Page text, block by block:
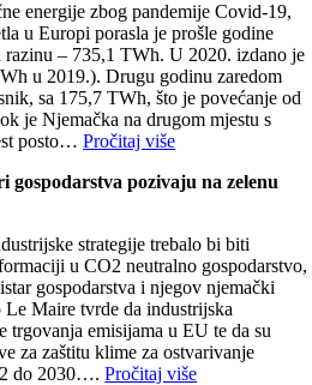
energije zbog pandemije Covid-19,
u Europi porasla je prošle godine
razinu – 735,1 TWh. U 2020. izdano je
u 2019.). Drugu godinu zaredom
sa 175,7 TWh, što je povećanje od
je Njemačka na drugom mjestu s
posto…Pročitaj više
pozivaju na zelenu
strategije trebalo bi biti
u CO2 neutralno gospodarstvo,
gospodarstva i njegov njemački
Maire tvrde da industrijska
trgovanja emisijama u EU te da su
za zaštitu klime za ostvarivanje
do 2030….Pročitaj više